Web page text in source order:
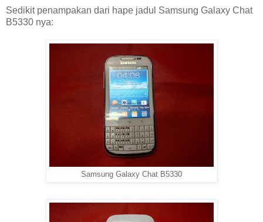
Sedikit penampakan dari hape jadul Samsung Galaxy Chat
B5330 nya:
Samsung Galaxy Chat B5330